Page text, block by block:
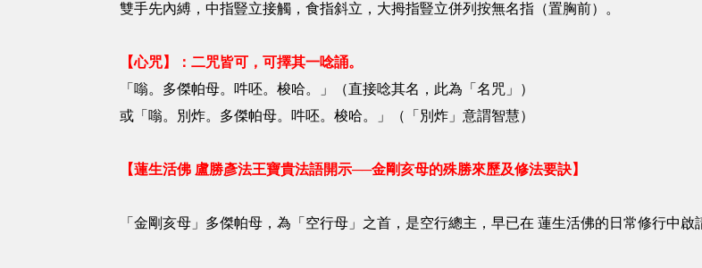
雙手先內縛，中指豎立接觸，食指斜立，大拇指豎立併列按無名指（置胸前）。
【心咒】：二咒皆可，可擇其一唸誦。
「嗡。多傑帕母。吽呸。梭哈。」（直接唸其名，此為「名咒」）
或「嗡。別炸。多傑帕母。吽呸。梭哈。」（「別炸」意謂智慧）
【蓮生活佛 盧勝彥法王寶貴法語開示──金剛亥母的殊勝來歷及修法要訣】
「金剛亥母」多傑帕母，為「空行母」之首，是空行總主，早已在 蓮生活佛的日常修行中